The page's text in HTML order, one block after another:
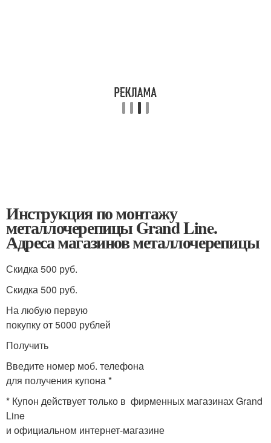
Инструкция по монтажу
металлочерепицы Grand Line.
Адреса магазинов металлочерепицы
Скидка 500 руб.
Скидка 500 руб.
На любую первую
покупку от 5000 рублей
Получить
Введите номер моб. телефона
для получения купона *
* Купон действует только в фирменных магазинах Grand
Line
и официальном интернет-магазине